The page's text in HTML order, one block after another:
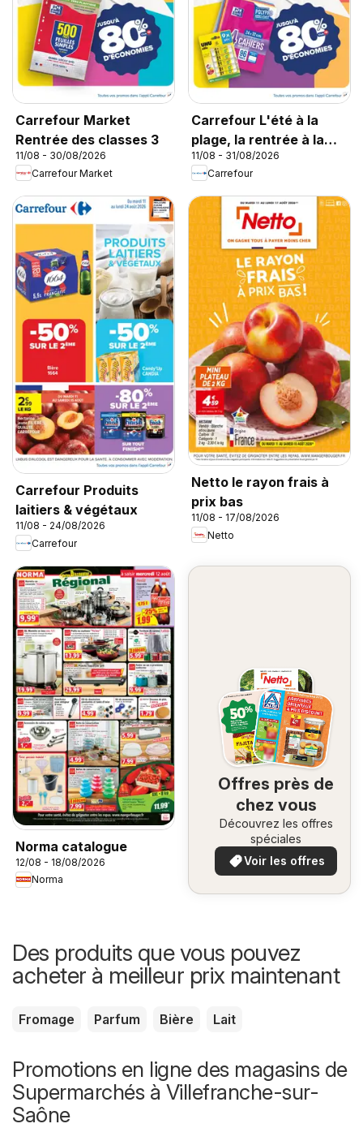
Carrefour Market
Rentrée des classes 3
11/08 - 30/08/2026
Carrefour Market
Carrefour L'été à la
plage, la rentrée à la
page
11/08 - 31/08/2026
Carrefour
Carrefour Produits
laitiers & végétaux
11/08 - 24/08/2026
Carrefour
Netto le rayon frais à
prix bas
11/08 - 17/08/2026
Netto
Norma catalogue
12/08 - 18/08/2026
Norma
Offres près de
chez vous
Découvrez les offres
spéciales
Voir les offres
Des produits que vous pouvez
acheter à meilleur prix maintenant
Fromage Parfum Bière Lait
Promotions en ligne des magasins de
Supermarchés à Villefranche-sur-
Saône